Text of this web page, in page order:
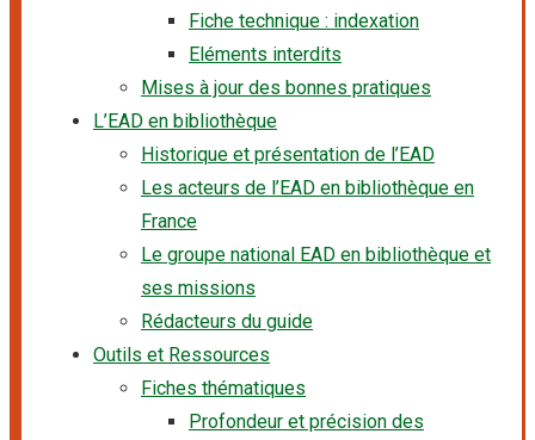
Fiche technique : indexation
Eléments interdits
Mises à jour des bonnes pratiques
L’EAD en bibliothèque
Historique et présentation de l’EAD
Les acteurs de l’EAD en bibliothèque en
France
Le groupe national EAD en bibliothèque et
ses missions
Rédacteurs du guide
Outils et Ressources
Fiches thématiques
Profondeur et précision des